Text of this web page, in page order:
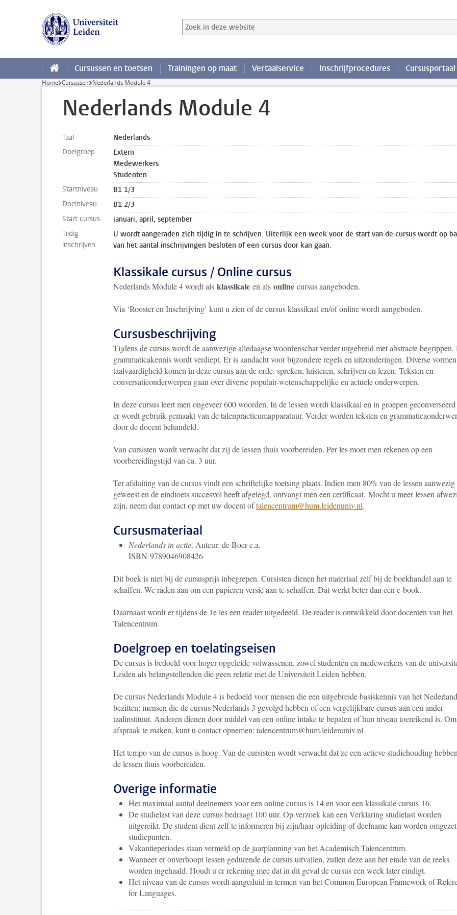
Zoek in deze website
Zoekterm
Cursussen en toetsen Trainingen op maat Vertaalservice Inschrijfprocedures Cursusportaal
Home Cursussen Nederlands Module 4
Nederlands Module 4
Taal
Nederlands
Doelgroep
Extern
Medewerkers
Studenten
Startniveau
B1 1/3
Doelniveau
B1 2/3
Start cursus
januari, april, september
Tijdig
inschrijven
U wordt aangeraden zich tijdig in te schrijven. Uiterlijk een week voor de start van de cursus wordt op
van het aantal inschrijvingen besloten of een cursus door kan gaan.
Klassikale cursus / Online cursus
Nederlands Module 4 wordt als klassikale en als online cursus aangeboden.
Via ‘Rooster en Inschrijving’ kunt u zien of de cursus klassikaal en/of online wordt aangeboden.
Cursusbeschrijving
Tijdens de cursus wordt de aanwezige alledaagse woordenschat verder uitgebreid met abstracte begrippen.
grammaticakennis wordt verdiept. Er is aandacht voor bijzondere regels en uitzonderingen. Diverse
taalvaardigheid komen in deze cursus aan de orde: spreken, luisteren, schrijven en lezen. Teksten en
conversatieonderwerpen gaan over diverse populair-wetenschappelijke en actuele onderwerpen.
In deze cursus leert men ongeveer 600 woorden. In de lessen wordt klassikaal en in groepen geconverseerd
er wordt gebruik gemaakt van de talenpracticumapparatuur. Verder worden teksten en
door de docent behandeld.
Van cursisten wordt verwacht dat zij de lessen thuis voorbereiden. Per les moet men rekenen op een
voorbereidingstijd van ca. 3 uur.
Ter afsluiting van de cursus vindt een schriftelijke toetsing plaats. Indien men 80% van de lessen aanwezig
geweest en de eindtoets succesvol heeft afgelegd, ontvangt men een certificaat. Mocht u meer lessen
zijn, neem dan contact op met uw docent oftalencentrum@hum.leidenuniv.nl.
Cursusmateriaal
Nederlands in actie. Auteur: de Boer e.a.
ISBN 9789046908426
Dit boek is niet bij de cursusprijs inbegrepen. Cursisten dienen het materiaal zelf bij de boekhandel aan te
schaffen. We raden aan om een papieren versie aan te schaffen. Dat werkt beter dan een e-book.
Daarnaast wordt er tijdens de 1e les een reader uitgedeeld. De reader is ontwikkeld door docenten van het
Talencentrum.
Doelgroep en toelatingseisen
De cursus is bedoeld voor hoger opgeleide volwassenen, zowel studenten en medewerkers van de
Leiden als belangstellenden die geen relatie met de Universiteit Leiden hebben.
De cursus Nederlands Module 4 is bedoeld voor mensen die een uitgebreide basiskennis van het
bezitten: mensen die de cursus Nederlands 3 gevolgd hebben of een vergelijkbare cursus aan een ander
taalinstituut. Anderen dienen door middel van een online intake te bepalen of hun niveau toereikend is.
afspraak te maken, kunt u contact opnemen: talencentrum@hum.leidenuniv.nl
Het tempo van de cursus is hoog. Van de cursisten wordt verwacht dat ze een actieve studiehouding
de lessen thuis voorbereiden.
Overige informatie
Het maximaal aantal deelnemers voor een online cursus is 14 en voor een klassikale cursus 16.
De studielast van deze cursus bedraagt 100 uur. Op verzoek kan een Verklaring studielast worden
uitgereikt. De student dient zelf te informeren bij zijn/haar opleiding of deelname kan worden
studiepunten.
Vakantieperiodes staan vermeld op de jaarplanning van het Academisch Talencentrum.
Wanneer er onverhoopt lessen gedurende de cursus uitvallen, zullen deze aan het einde van de reeks
worden ingehaald. Houdt u er rekening mee dat in dit geval de cursus een week later eindigt.
Het niveau van de cursus wordt aangeduid in termen van het Common European Framework of
for Languages.